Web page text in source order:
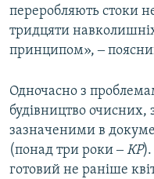
переробляють стоки
тридцяти
принципом», ‒
Одночасно з
будівництво
зазначеними в
(понад три роки ‒КР).
готовий не раніше